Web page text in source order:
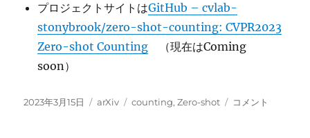
プロジェクトサイトはGitHub – cvlab-
stonybrook/zero-shot-counting: CVPR2023
Zero-shot Counting （現在はComing
soon）
投
2023年3月15日
カ
arXiv
タ
counting,Zero-shot
Zero-
コメント